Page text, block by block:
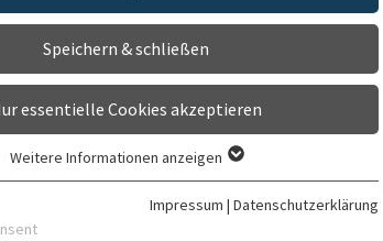
Speichern & schließen
essentielle Cookies akzeptieren
werden für grundlegende Funktionen der Webseite
ist gewährleistet, dass die Webseite einwandfrei
Weitere Informationen anzeigen
Impressum | Datenschutzerklärung